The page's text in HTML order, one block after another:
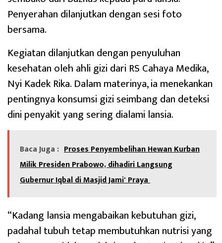
Penyerahan dilanjutkan dengan sesi foto
bersama.
Kegiatan dilanjutkan dengan penyuluhan
kesehatan oleh ahli gizi dari RS Cahaya Medika,
Nyi Kadek Rika. Dalam materinya, ia menekankan
pentingnya konsumsi gizi seimbang dan deteksi
dini penyakit yang sering dialami lansia.
Baca Juga : Proses Penyembelihan Hewan Kurban
Milik Presiden Prabowo, dihadiri Langsung
Gubernur Iqbal di Masjid Jami' Praya
“Kadang lansia mengabaikan kebutuhan gizi,
padahal tubuh tetap membutuhkan nutrisi yang